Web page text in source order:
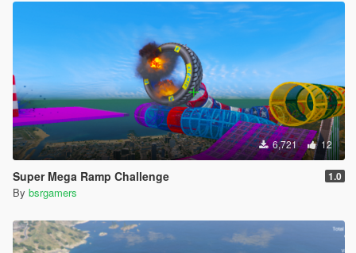
6,721 12
Super Mega Ramp Challenge 1.0
By bsrgamers